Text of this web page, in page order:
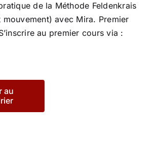
de la Méthode Feldenkrais
mouvement) avec Mira. Premier
au premier cours via :
au